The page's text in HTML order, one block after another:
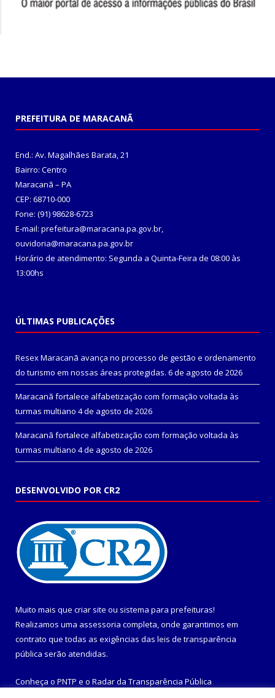
PREFEITURA DE MARACANÃ
End.: Av. Magalhães Barata, 21
Bairro: Centro
Maracanã – PA
CEP: 68710-000
Fone: (91) 98628-6723
E-mail: prefeitura@maracana.pa.gov.br,
ouvidoria@maracana.pa.gov.br
Horário de atendimento: Segunda a Quinta-Feira de 08:00 às
13:00hs
ÚLTIMAS PUBLICAÇÕES
Resex Maracanã avança no processo de gestão e ordenamento
do turismo em nossas áreas protegidas. 6 de agosto de 2026
Maracanã fortalece alfabetização com formação voltada às
turmas multiano 4 de agosto de 2026
Maracanã fortalece alfabetização com formação voltada às
turmas multiano 4 de agosto de 2026
DESENVOLVIDO POR CR2
Muito mais que criar site ou sistema para prefeituras!
Realizamos uma assessoria completa, onde garantimos em
contrato que todas as exigências das leis de transparência
pública serão atendidas.
Conheça o PNTP e o Radar da Transparência Pública